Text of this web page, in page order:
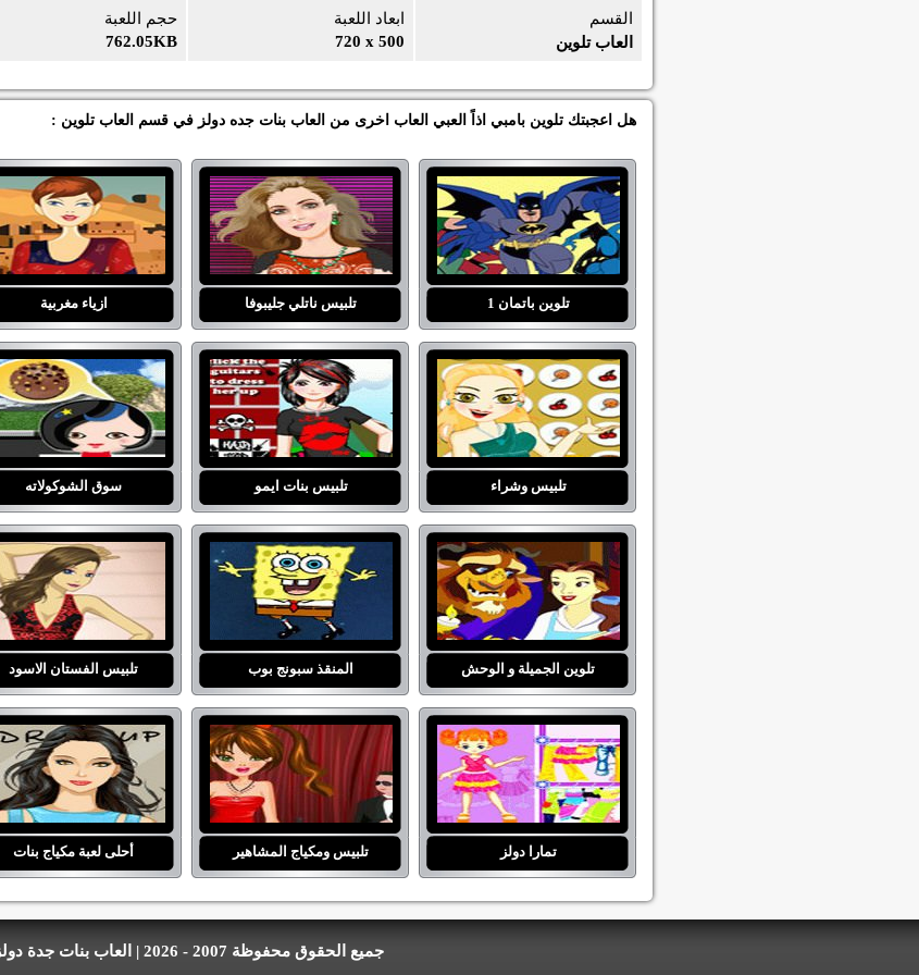
حجم اللعبة
762.05KB
ابعاد اللعبة
720 x 500
القسم
العاب تلوين
هل اعجبتك تلوين بامبي اذاً العبي العاب اخرى من العاب بنات جده دولز في قسم العاب تلوين :
تلوين باتمان 1 تلبيس ناتلي جليبوفا ازياء مغربية
تلبيس وشراء تلبيس بنات ايمو سوق الشوكولاته
تلوين الجميلة و الوحش المنقذ سبونج بوب تلبيس الفستان الاسود
تمارا دولز تلبيس ومكياج المشاهير أحلى لعبة مكياج بنات
جميع الحقوق محفوظة 2007 - 2026 | العاب بنات جدة دولز